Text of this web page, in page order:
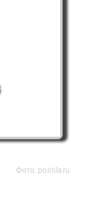
Фото: postila.ru